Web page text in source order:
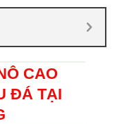
CAO
ĐÁ TẠI